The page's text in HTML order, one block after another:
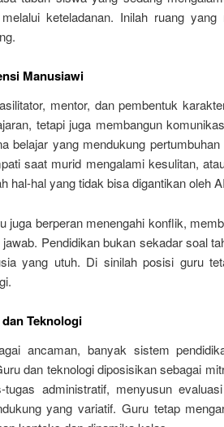
keteladanan. Inilah ruang
Manusiawi
mentor, dan pembentuk
tetapi juga membangun
belajar yang mendukung
saat murid mengalami kesulitan,
hal-hal yang tidak bisa digantikan oleh
juga berperan menengahi konflik,
Pendidikan bukan sekadar soal
yang utuh. Di sinilah posisi guru
Teknologi
ancaman, banyak sistem
dan teknologi diposisikan sebagai
tugas administratif, menyusun
yang variatif. Guru tetap